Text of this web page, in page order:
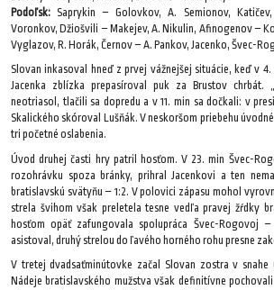
Podoľsk: Saprykin – Golovkov, A. Semionov, Katičev,
Voronkov, Džiošvili – Makejev, A. Nikulin, Afinogenov –
Vyglazov, R. Horák, Černov – A. Pankov, Jacenko, Švec-
Slovan inkasoval hneď z prvej vážnejšej situácie, keď v
Jacenka zblízka prepasíroval puk za Brustov chrbát.
neotriasol, tlačili sa dopredu a v 11. min sa dočkali: v
Skalického skóroval Lušňák. V neskoršom priebehu
tri početné oslabenia.
Úvod druhej časti hry patril hosťom. V 23. min Švec-
rozohrávku spoza bránky, prihral Jacenkovi a ten
bratislavskú svätyňu – 1:2. V polovici zápasu mohol
strela švihom však preletela tesne vedľa pravej žŕdky
hosťom opäť zafungovala spolupráca Švec-Rogovoj
asistoval, druhý strelou do ľavého horného rohu presne
V tretej dvadsaťminútovke začal Slovan zostra v
Nádeje bratislavského mužstva však definitívne